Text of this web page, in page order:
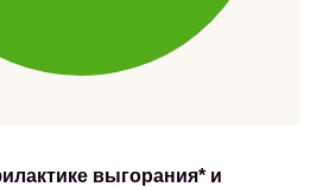
выгорания* и